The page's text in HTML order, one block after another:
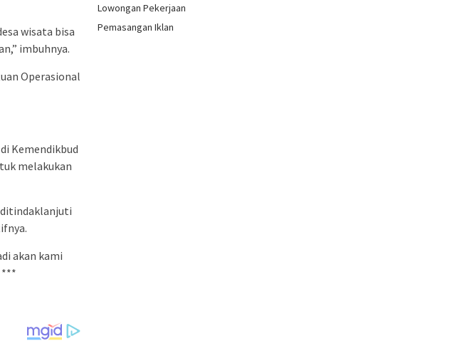
wisata bisa
imbuhnya.
Operasional
Kemendikbud
melakukan
ditindaklanjuti
akan kami
***
Lowongan Pekerjaan
Pemasangan Iklan